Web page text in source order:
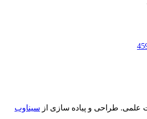
علمی. طراحی و پیاده سازی از سیناوب